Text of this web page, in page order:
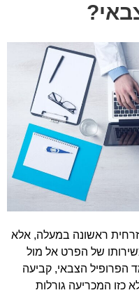
ראשונה במעלה, אלא
של הפרט אל מול
הפרופיל הצבאי, קביעה
כזו המכריעה גורלות